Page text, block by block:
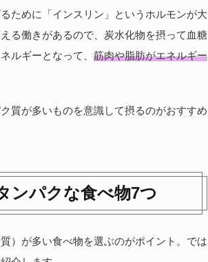
ために「インスリン」というホルモンが大
る働きがあるので、炭水化物を摂って血糖
ルギーとなって、 筋肉や脂肪がエネルギー
質が多いものを意識して摂るのがおすすめ
ンパクな食べ物7つ
）が多い食べ物を選ぶのがポイント。では